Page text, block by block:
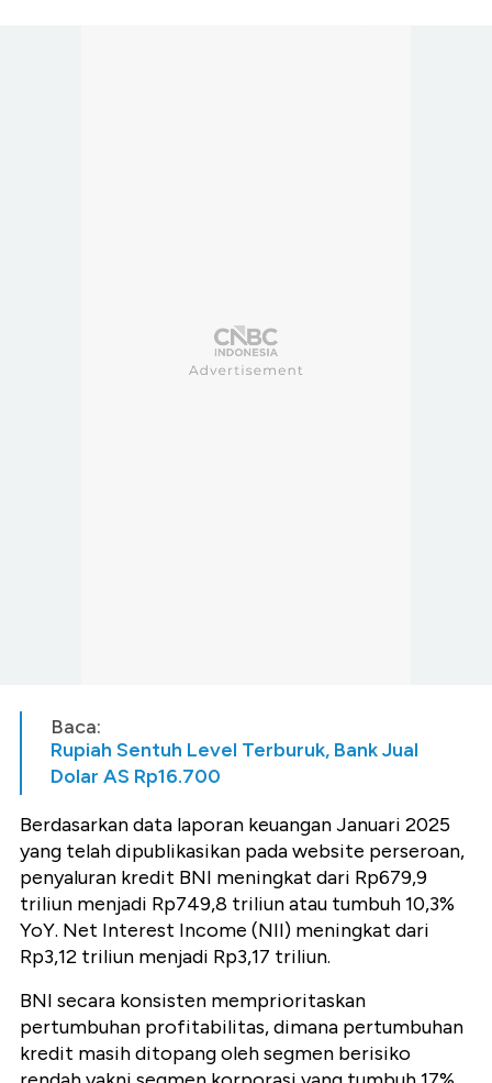
Baca:
Rupiah Sentuh Level Terburuk, Bank Jual
Dolar AS Rp16.700
Berdasarkan data laporan keuangan Januari 2025
yang telah dipublikasikan pada website perseroan,
penyaluran kredit BNI meningkat dari Rp679,9
triliun menjadi Rp749,8 triliun atau tumbuh 10,3%
YoY. Net Interest Income (NII) meningkat dari
Rp3,12 triliun menjadi Rp3,17 triliun.
BNI secara konsisten memprioritaskan
pertumbuhan profitabilitas, dimana pertumbuhan
kredit masih ditopang oleh segmen berisiko